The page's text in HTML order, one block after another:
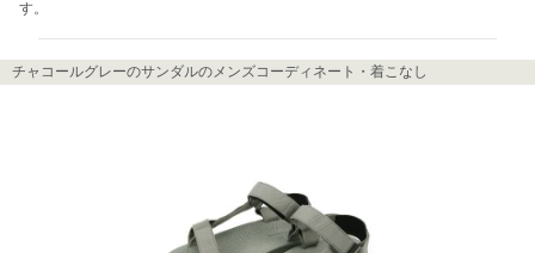
す。
チャコールグレーのサンダルのメンズコーディネート・着こなし